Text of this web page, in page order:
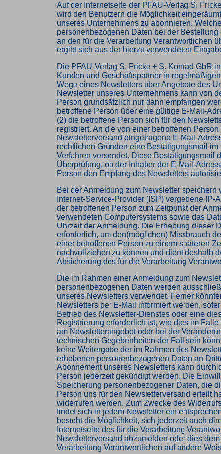
Auf der Internetseite der PFAU-Verlag S.
wird den Benutzern die Möglichkeit
unseres Unternehmens zu abonnieren. Welche
personenbezogenen Daten bei der Bestellung
an den für die Verarbeitung Verantwortlichen
ergibt sich aus der hierzu verwendeten
Die PFAU-Verlag S. Fricke + S. Konrad GbR
Kunden und Geschäftspartner in
Wege eines Newsletters über Angebote des
Newsletter unseres Unternehmens kann von
Person grundsätzlich nur dann empfangen
betroffene Person über eine gültige E-Mail-
(2) die betroffene Person sich für den
registriert. An die von einer betroffenen
Newsletterversand eingetragene E-Mail-
rechtlichen Gründen eine Bestätigungsmail im
Verfahren versendet. Diese Bestätigungsmail
Überprüfung, ob der Inhaber der E-Mail-
Person den Empfang des Newsletters
Bei der Anmeldung zum Newsletter speichern
Internet-Service-Provider (ISP) vergebene IP-
der betroffenen Person zum Zeitpunkt der
verwendeten Computersystems sowie das
Uhrzeit der Anmeldung. Die Erhebung dieser
erforderlich, um den(möglichen) Missbrauch
einer betroffenen Person zu einem späteren
nachvollziehen zu können und dient deshalb
Absicherung des für die Verarbeitung
Die im Rahmen einer Anmeldung zum
personenbezogenen Daten werden
unseres Newsletters verwendet. Ferner
Newsletters per E-Mail informiert werden,
Betrieb des Newsletter-Dienstes oder eine
Registrierung erforderlich ist, wie dies im
am Newsletterangebot oder bei der
technischen Gegebenheiten der Fall sein
keine Weitergabe der im Rahmen des
erhobenen personenbezogenen Daten an
Abonnement unseres Newsletters kann durch
Person jederzeit gekündigt werden. Die
Speicherung personenbezogener Daten, die
Person uns für den Newsletterversand erteilt
widerrufen werden. Zum Zwecke des
findet sich in jedem Newsletter ein
besteht die Möglichkeit, sich jederzeit auch
Internetseite des für die Verarbeitung
Newsletterversand abzumelden oder dies
Verarbeitung Verantwortlichen auf andere